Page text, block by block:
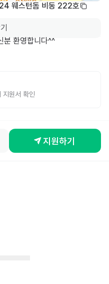
웨스턴돔 비동 222호
분 환영합니다^^
지원서 확인
지원하기